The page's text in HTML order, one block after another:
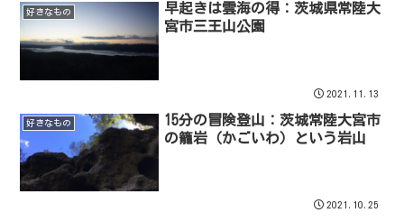
好きなもの
早起きは雲海の得：茨城県常陸大
宮市三王山公園
2021.11.13
好きなもの
15分の冒険登山：茨城常陸大宮市
の籠岩（かごいわ）という岩山
2021.10.25